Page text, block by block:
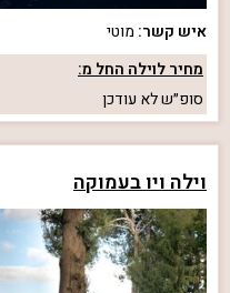
איש קשר: מוטי
מחיר לוילה החל מ:
סופ״שלא עודכן
וילה ויו בעמוקה